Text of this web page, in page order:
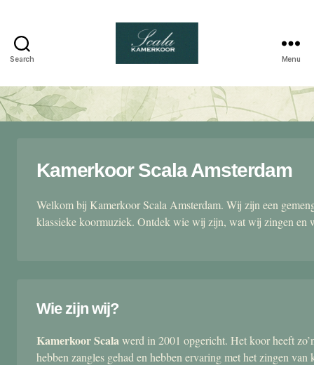
Search
kamerkoor
Menu
Kamerkoor Scala Amsterdam
Welkom bij Kamerkoor Scala Amsterdam. Wij zijn een
klassieke koormuziek. Ontdek wie wij zijn, wat wij zingen en
Wie zijn wij?
Kamerkoor Scalawerd in 2001 opgericht. Het koor heeft
hebben zangles gehad en hebben ervaring met het zingen van